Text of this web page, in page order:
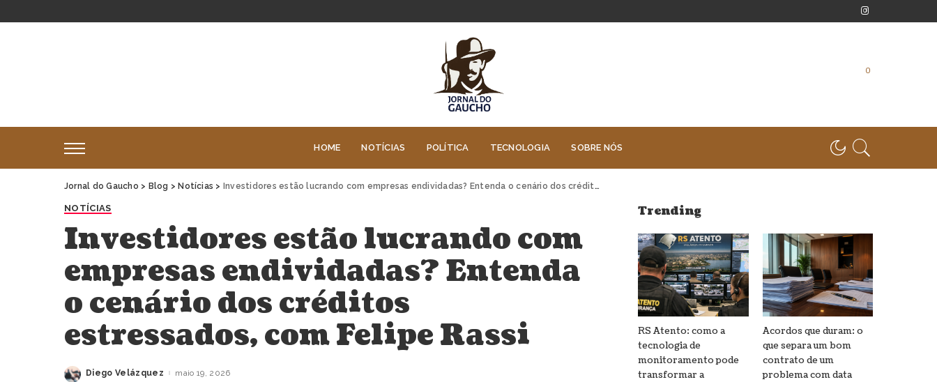
0
HOME NOTÍCIAS POLÍTICA TECNOLOGIA SOBRE NÓS
Jornal do Gaucho > Blog > Notícias > Investidores estão lucrando com empresas endividadas? Entenda o cenário dos créditos estressados, com Felipe Rassi
NOTÍCIAS
Investidores estão lucrando com
empresas endividadas? Entenda
o cenário dos créditos
estressados, com Felipe Rassi
Posted
Diego Velázquez maio 19, 2026
Trending
RS Atento: como a
tecnologia de
monitoramento pode
transformar a
Acordos que duram: o
que separa um bom
contrato de um
problema com data